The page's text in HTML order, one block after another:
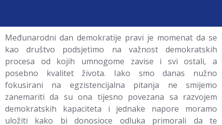
Međunarodni dan demokratije pravi je momenat da se
kao društvo podsjetimo na važnost demokratskih
procesa od kojih umnogome zavise i svi ostali, a
posebno kvalitet života. Iako smo danas nužno
fokusirani na egzistencijalna pitanja ne smijemo
zanemariti da su ona tijesno povezana sa razvojem
demokratskih kapaciteta i jednake napore moramo
uložiti kako bi donosioce odluka primorali da te